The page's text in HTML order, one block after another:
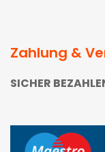
Zahlung &
SICHER